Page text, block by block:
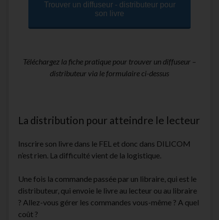
Trouver un diffuseur - distributeur pour
son livre
Téléchargez la fiche pratique pour trouver un diffuseur –
distributeur via le formulaire ci-dessus
La distribution pour atteindre le lecteur
Inscrire son livre dans le FEL et donc dans DILICOM
n’est rien. La difficulté vient de la logistique.
Une fois la commande passée par un libraire, qui est le
distributeur, qui envoie le livre au lecteur ou au libraire
? Allez-vous gérer les commandes vous-même ? A quel
coût ?